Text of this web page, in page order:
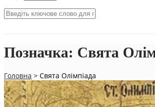
Позначка: Свята
Головна > Свята Олімпіада